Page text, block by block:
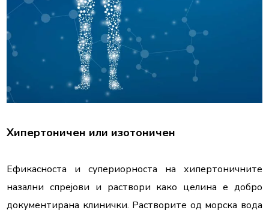
Хипертоничен или изотоничен
Ефикасноста и супериорноста на хипертоничните
назални спрејови и раствори како целина е добро
документирана клинички. Растворите од морска вода